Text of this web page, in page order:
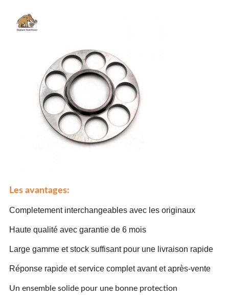
Les avantages:
Completement interchangeables avec les originaux
Haute qualité avec garantie de 6 mois
Large gamme et stock suffisant pour une livraison rapide
Réponse rapide et service complet avant et après-vente
Un ensemble solide pour une bonne protection